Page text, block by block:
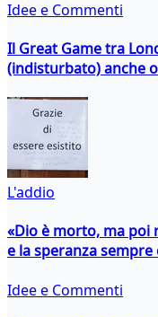
Idee e Commenti
Il Great Game tra
(indisturbato) anche
L'addio
«Dio è morto, ma poi
e la speranza
Idee e Commenti